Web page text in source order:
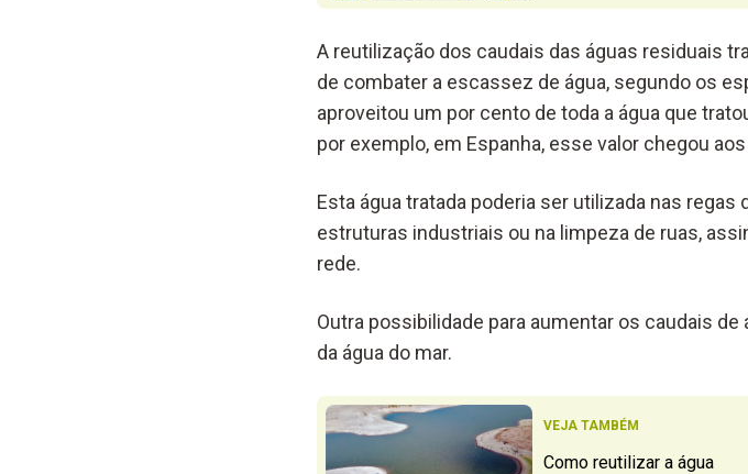
A reutilização dos caudais das águas residuais
de combater a escassez de água, segundo os
aproveitou um por cento de toda a água que
por exemplo, em Espanha, esse valor chegou
Esta água tratada poderia ser utilizada nas
estruturas industriais ou na limpeza de ruas,
rede.
Outra possibilidade para aumentar os caudais
da água do mar.
VEJA TAMBÉM
Como reutilizar a água